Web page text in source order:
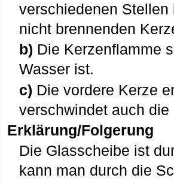
verschiedenen
nicht brennenden
b) Die Kerzenflamme
Wasser ist.
c) Die vordere Kerze
verschwindet auch
Erklärung/Folgerung
Die Glasscheibe ist
kann man durch die